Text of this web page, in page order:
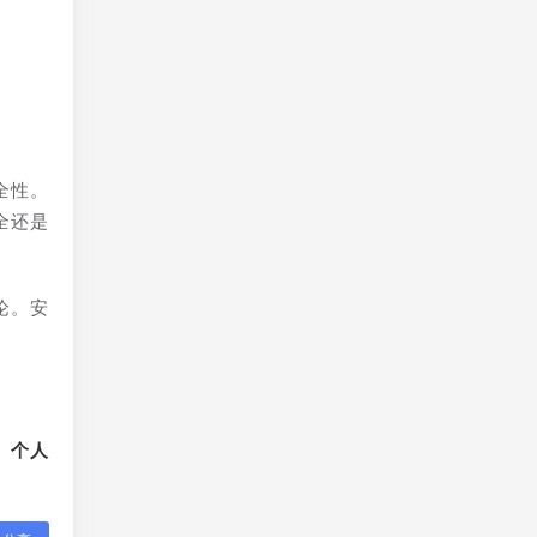
。
还是
。安
个人